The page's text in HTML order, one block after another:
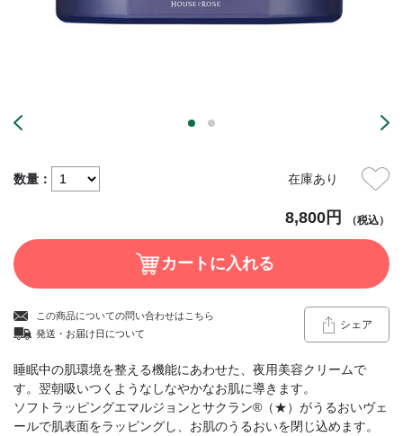
8,800円 （税込）
数量： 在庫あり
この商品についての問い合わせはこちら
発送・お届け日について
シェア
睡眠中の肌環境を整える機能にあわせた、夜用美容クリームで
す。翌朝吸いつくようなしなやかなお肌に導きます。
ソフトラッピングエマルジョンとサクラン®（★）がうるおいヴェ
ールで肌表面をラッピングし、お肌のうるおいを閉じ込めます。